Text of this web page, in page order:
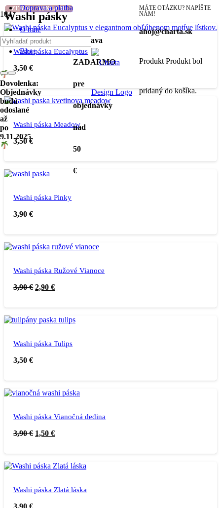
Doprava a platba
O mne
Blog
Doprava
ZADARMO
pre
objednávky
nad
50
€
MÁTE OTÁZKU? NAPÍŠTE
NÁM!
ahoj@charta.sk
Produkt Produktbol
pridaný do košíka.
Dovolenka:
Objednávky
budú
odoslané
až
po
9.11.2025
Washi pásky
NIE JE NA SKLADE
Washi páska Eucalyptus
3,50€
NIE JE NA SKLADE
Washi páska Meadow
3,50€
NIE JE NA SKLADE
Washi páska Pinky
3,90€
ZĽAVA!
Washi páska Ružové Vianoce
3,90€ 2,90€
Washi páska Tulips
3,50€
ZĽAVA!
Washi páska Vianočná dedina
3,90€ 1,50€
Washi páska Zlatá láska
3,90€